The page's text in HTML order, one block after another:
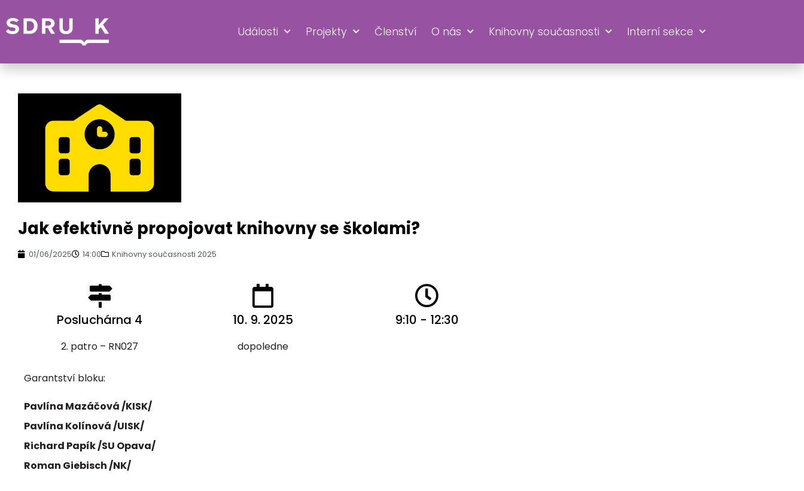
Události Projekty Členství O nás Knihovny současnosti Interní sekce
Jak efektivně propojovat knihovny se školami?
01/06/2025 14:00 Knihovny současnosti 2025
Posluchárna 4
2. patro – RN027
10. 9. 2025
dopoledne
9:10 - 12:30
Garantství bloku:
Pavlína Mazáčová /KISK/
Pavlína Kolínová /UISK/
Richard Papík /SU Opava/
Roman Giebisch /NK/